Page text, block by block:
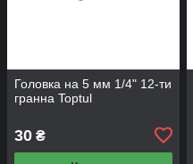
Головка на 5 мм 1/4" 12-ти
гранна Toptul
30 ₴